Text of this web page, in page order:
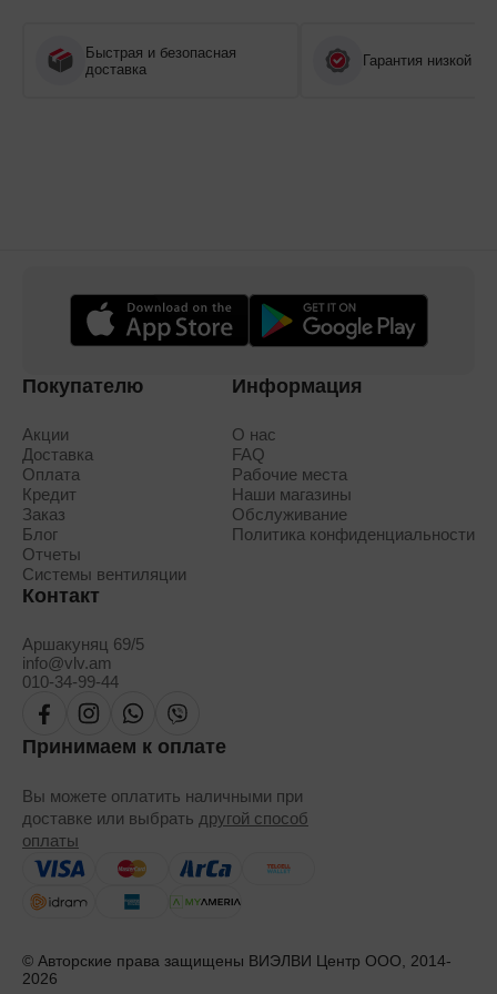
Быстрая и безопасная
доставка
Гарантия низкой
Покупателю
Акции
Доставка
Оплата
Кредит
Заказ
Блог
Отчеты
Системы вентиляции
Информация
О нас
FAQ
Рабочие места
Наши магазины
Обслуживание
Политика конфиденциальности
Контакт
Аршакуняц 69/5
info@vlv.am
010-34-99-44
Принимаем к оплате
Вы можете оплатить наличными при
доставке или выбрать другой способ
оплаты
© Авторские права защищены ВИЭЛВИ Центр ООО, 2014-
2026